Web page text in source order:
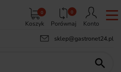
Koszyk
0 0
Porównaj
Konto
sklep@gastronet24.pl
